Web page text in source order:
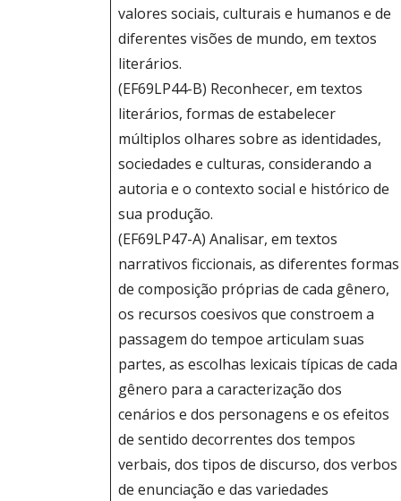
valores sociais, culturais e humanos e de
diferentes visões de mundo, em textos
literários.
(EF69LP44-B) Reconhecer, em textos
literários, formas de estabelecer
múltiplos olhares sobre as identidades,
sociedades e culturas, considerando a
autoria e o contexto social e histórico de
sua produção.
(EF69LP47-A) Analisar, em textos
narrativos ficcionais, as diferentes formas
de composição próprias de cada gênero,
os recursos coesivos que constroem a
passagem do tempoe articulam suas
partes, as escolhas lexicais típicas de cada
gênero para a caracterização dos
cenários e dos personagens e os efeitos
de sentido decorrentes dos tempos
verbais, dos tipos de discurso, dos verbos
de enunciação e das variedades